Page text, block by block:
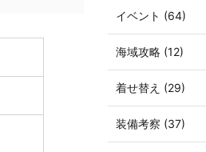
イベント (64)
海域攻略 (12)
着せ替え (29)
装備考察 (37)